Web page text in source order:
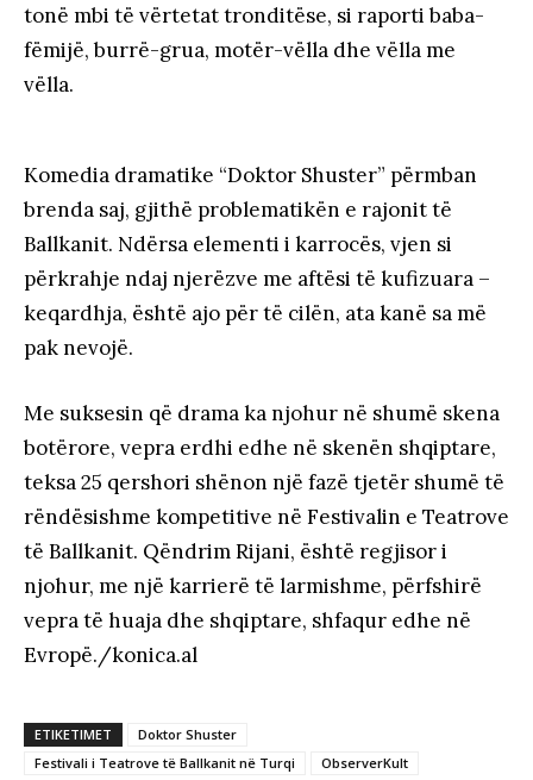
tonë mbi të vërtetat tronditëse, si raporti baba-
fëmijë, burrë-grua, motër-vëlla dhe vëlla me
vëlla.
Komedia dramatike “Doktor Shuster” përmban
brenda saj, gjithë problematikën e rajonit të
Ballkanit. Ndërsa elementi i karrocës, vjen si
përkrahje ndaj njerëzve me aftësi të kufizuara –
keqardhja, është ajo për të cilën, ata kanë sa më
pak nevojë.
Me suksesin që drama ka njohur në shumë skena
botërore, vepra erdhi edhe në skenën shqiptare,
teksa 25 qershori shënon një fazë tjetër shumë të
rëndësishme kompetitive në Festivalin e Teatrove
të Ballkanit. Qëndrim Rijani, është regjisor i
njohur, me një karrierë të larmishme, përfshirë
vepra të huaja dhe shqiptare, shfaqur edhe në
Evropë./konica.al
ETIKETIMET
Doktor Shuster
Festivali i Teatrove të Ballkanit në Turqi
ObserverKult